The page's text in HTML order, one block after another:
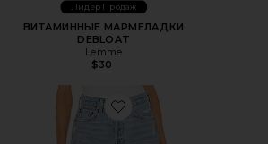
Лидер Продаж
ВИТАМИННЫЕ МАРМЕЛАДКИ
DEBLOAT
Lemme
$30
Favorite ШОРТЫ PARKER LONG